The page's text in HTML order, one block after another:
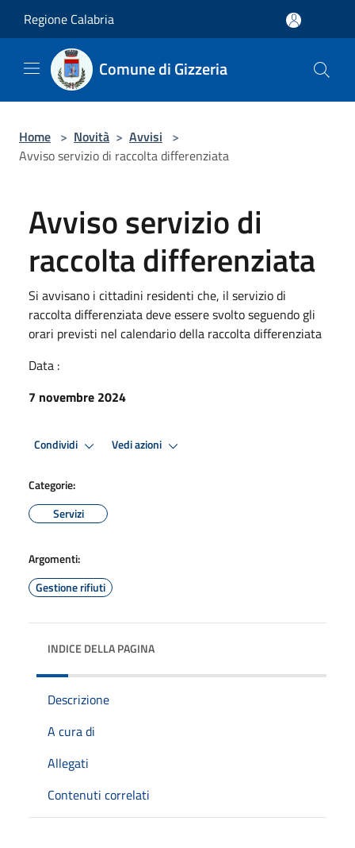
Regione Calabria
Comune di Gizzeria
Home > Novità > Avvisi >
Avviso servizio di raccolta differenziata
Avviso servizio di
raccolta differenziata
Si avvisano i cittadini residenti che, il servizio di
raccolta differenziata deve essere svolto seguendo gli
orari previsti nel calendario della raccolta differenziata
Data :
7 novembre 2024
Condividi Vedi azioni
Categorie:
Servizi
Argomenti:
Gestione rifiuti
INDICE DELLA PAGINA
Descrizione
A cura di
Allegati
Contenuti correlati